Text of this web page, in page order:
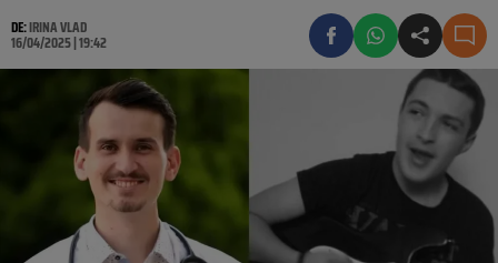
DE:IRINA VLAD
16/04/2025 | 19:42